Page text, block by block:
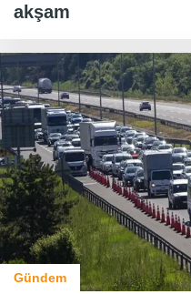
akşam
Gündem